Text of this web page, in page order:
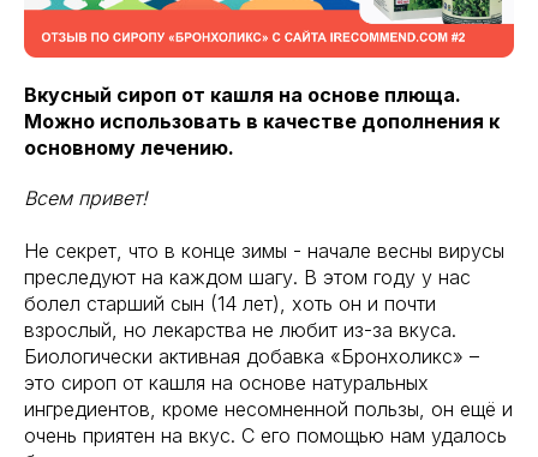
Вкусный сироп от кашля на основе плюща.
Можно использовать в качестве дополнения к
основному лечению.
Всем привет!
Не секрет, что в конце зимы - начале весны вирусы
преследуют на каждом шагу. В этом году у нас
болел старший сын (14 лет), хоть он и почти
взрослый, но лекарства не любит из-за вкуса.
Биологически активная добавка «Бронхоликс» –
это сироп от кашля на основе натуральных
ингредиентов, кроме несомненной пользы, он ещё и
очень приятен на вкус. С его помощью нам удалось